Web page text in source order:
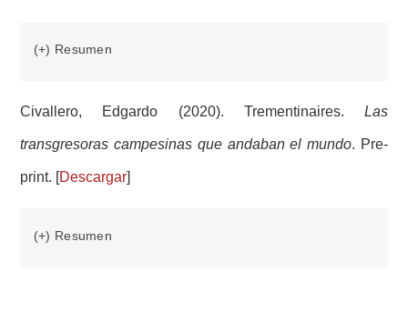
(+) Resumen
Civallero, Edgardo (2020). Trementinaires. Las
transgresoras campesinas que andaban el mundo. Pre-
print. [Descargar]
(+) Resumen